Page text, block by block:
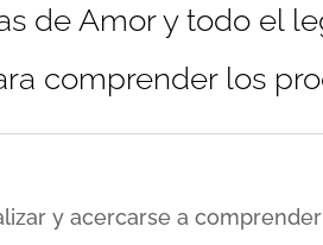
de Amor y todo el
comprender los
y acercarse a